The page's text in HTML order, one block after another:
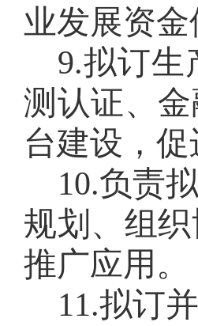
业发展资
9.拟订生
测认证、
台建设，
10.负责
规划、组
推广应用。
11.拟订